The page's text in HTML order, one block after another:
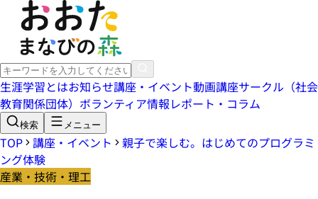
生涯学習とはお知らせ講座・イベント動画講座サークル（社会
教育関係団体） ボランティア情報レポート・コラム
検索 メニュー
TOP 講座・イベント
親子で楽しむ。はじめてのプログラミ
ング体験
産業・技術・理工